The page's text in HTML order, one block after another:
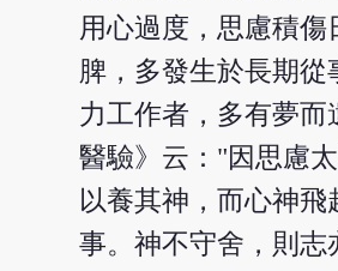
用心過度，思慮積傷
脾，多發生於長期從
力工作者，多有夢而
醫驗》云："因思慮
以養其神，而心神飛
事。神不守舍，則志